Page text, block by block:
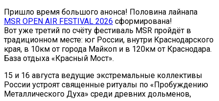
Пришло время большого анонса! Половина лайнапа
MSR OPEN AIR FESTIVAL 2026 сформирована!
Вот уже третий по счёту фестиваль MSR пройдёт в
традиционном месте: юг России, внутри Краснодарского
края, в 10км от города Майкоп и в 120км от Краснодара.
База отдыха «Красный Мост».
15 и 16 августа ведущие экстремальные коллективы
России устроят священные ритуалы по «Пробуждению
Металлического Духа» среди древних дольменов,